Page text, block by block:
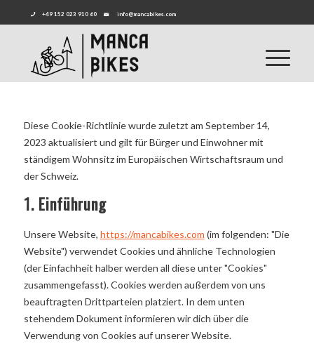
+49 152 023 910 60 info@mancabikes.com
Diese Cookie-Richtlinie wurde zuletzt am September 14,
2023 aktualisiert und gilt für Bürger und Einwohner mit
ständigem Wohnsitz im Europäischen Wirtschaftsraum und
der Schweiz.
1. Einführung
Unsere Website, https://mancabikes.com (im folgenden: "Die
Website") verwendet Cookies und ähnliche Technologien
(der Einfachheit halber werden all diese unter "Cookies"
zusammengefasst). Cookies werden außerdem von uns
beauftragten Drittparteien platziert. In dem unten
stehendem Dokument informieren wir dich über die
Verwendung von Cookies auf unserer Website.